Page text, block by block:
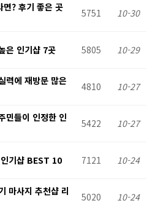
면? 후기 좋은 곳
5751 10-30
은 인기샵 7곳 5805 10-29
력에 재방문 많은
4810 10-27
민들이 인정한 인
5422 10-27
기샵 BEST 10 7121 10-24
마사지 추천샵 리
5020 10-24